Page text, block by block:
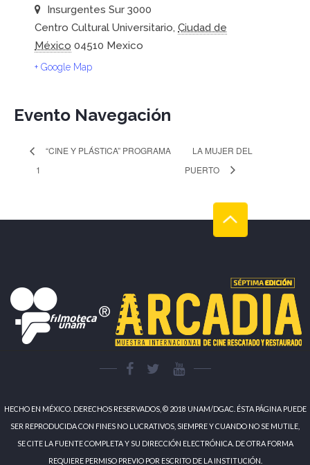
Insurgentes Sur 3000
Centro Cultural Universitario, Ciudad de
México 04510 Mexico
+ Google Map
Evento Navegación
“CINE Y PLÁSTICA” PROGRAMA
1
LA MUJER DEL
PUERTO
HECHO EN MÉXICO. DERECHOS RESERVADOS, © 2018 UNAM/DGAC. ÉSTA PÁGINA PUEDE
SER REPRODUCIDA CON FINES NO LUCRATIVOS, SIEMPRE Y CUANDO NO SE MUTILE,
SE CITE LA FUENTE COMPLETA Y SU DIRECCIÓN ELECTRÓNICA. DE OTRA FORMA
REQUIERE PERMISO PREVIO POR ESCRITO DE LA INSTITUCIÓN.